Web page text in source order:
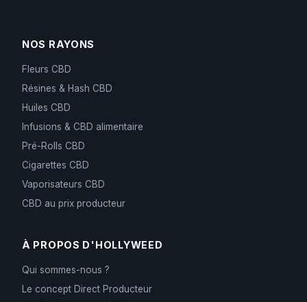
NOS RAYONS
Fleurs CBD
Résines & Hash CBD
Huiles CBD
Infusions & CBD alimentaire
Pré-Rolls CBD
Cigarettes CBD
Vaporisateurs CBD
CBD au prix producteur
À PROPOS D'HOLLYWEED
Qui sommes-nous ?
Le concept Direct Producteur